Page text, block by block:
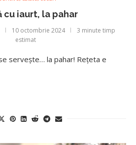
cu iaurt, la pahar
10 octombrie 2024
3 minute timp
estimat
servește… la pahar! Rețeta e